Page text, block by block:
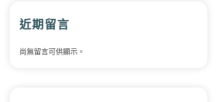
近期留言
尚無留言可供顯示。